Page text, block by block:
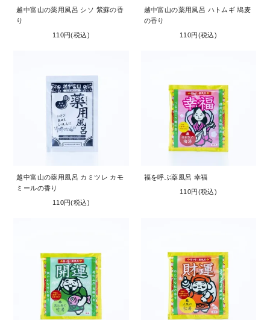
越中富山の薬用風呂 シソ 紫蘇の香
り
110円(税込)
越中富山の薬用風呂 ハトムギ 鳩麦
の香り
110円(税込)
越中富山の薬用風呂 カミツレ カモ
ミールの香り
110円(税込)
福を呼ぶ薬風呂 幸福
110円(税込)